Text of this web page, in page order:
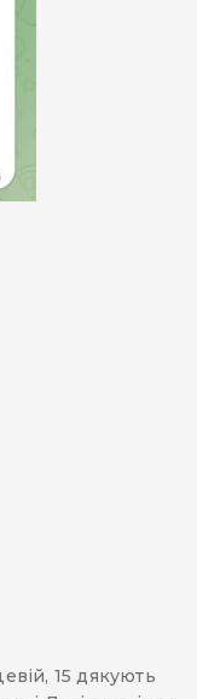
15 дякують